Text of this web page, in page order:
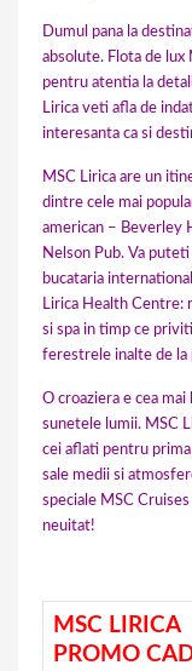
Dumul pana la
absolute. Flota de
pentru atentia la
Lirica veti afla de
interesanta ca si
MSC Lirica are un
dintre cele mai
american – Beverley
Nelson Pub. Va
bucataria
Lirica Health Centre:
si spa in timp ce
ferestrele inalte de la
O croaziera e cea mai
sunetele lumii. MSC
cei aflati pentru
sale medii si
speciale MSC
neuitat!
MSC LIRICA
PROMO